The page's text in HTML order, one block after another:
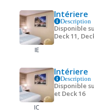
IE
Intériere
Description
Disponible
Deck 11,
IC
Intériere
Description
Disponible
et Deck 16